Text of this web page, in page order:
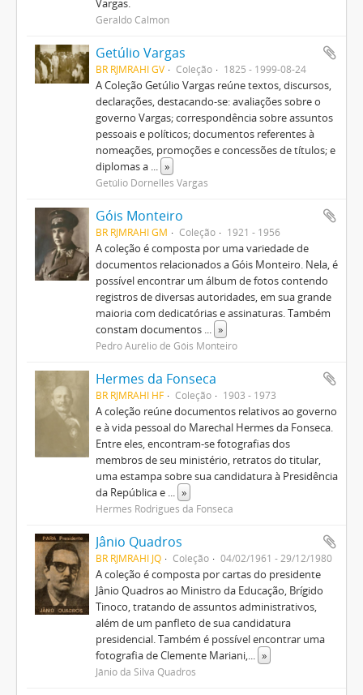
Vargas.
Geraldo Calmon
Getúlio Vargas
BR RJMRAHI GV Coleção 1825 - 1999-08-24
A Coleção Getúlio Vargas reúne textos, discursos,
declarações, destacando-se: avaliações sobre o
governo Vargas; correspondência sobre assuntos
pessoais e políticos; documentos referentes à
nomeações, promoções e concessões de títulos; e
diplomas a ... »
Getúlio Dornelles Vargas
Góis Monteiro
BR RJMRAHI GM Coleção 1921 - 1956
A coleção é composta por uma variedade de
documentos relacionados a Góis Monteiro. Nela, é
possível encontrar um álbum de fotos contendo
registros de diversas autoridades, em sua grande
maioria com dedicatórias e assinaturas. Também
constam documentos ... »
Pedro Aurélio de Góis Monteiro
Hermes da Fonseca
BR RJMRAHI HF Coleção 1903 - 1973
A coleção reúne documentos relativos ao governo
e à vida pessoal do Marechal Hermes da Fonseca.
Entre eles, encontram-se fotografias dos
membros de seu ministério, retratos do titular,
uma estampa sobre sua candidatura à Presidência
da República e ... »
Hermes Rodrigues da Fonseca
Jânio Quadros
BR RJMRAHI JQ Coleção 04/02/1961 - 29/12/1980
A coleção é composta por cartas do presidente
Jânio Quadros ao Ministro da Educação, Brígido
Tinoco, tratando de assuntos administrativos,
além de um panfleto de sua candidatura
presidencial. Também é possível encontrar uma
fotografia de Clemente Mariani,... »
Jânio da Silva Quadros